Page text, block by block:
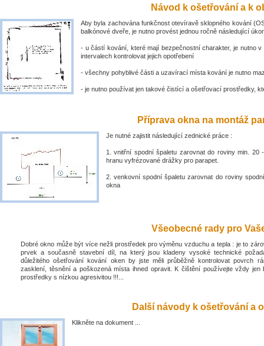
Návod k ošetřování a k
Aby byla zachována funkčnost otevíravě sklopného kování
balkónové dveře, je nutno provést jednou ročně následující
- u částí kování, které mají bezpečnostní charakter, je nutno v
intervalech kontrolovat jejich opotřebení
- všechny pohyblivé části a uzavírací místa kování je nutno
- je nutno používat jen takové čistící a ošetřovací prostředky,
Příprava okna na montáž
Je nutné zajistit následující zednické práce :
1. vnitřní spodní špaletu zarovnat do roviny min. 20
hranu vyfrézované drážky pro parapet.
2. venkovní spodní špaletu zarovnat do roviny
okna
Všeobecné rady pro
Dobré okno může být více nežli prostředek pro výměnu vzduchu a tepla : je to
prvek a současně stavební díl, na který jsou kladeny vysoké technické
důležitého ošetřování kování oken by jste měli průběžně kontrolovat povrch
zasklení, těsnění a poškozená místa ihned opravit. K čištění používejte vždy jen
prostředky s nízkou agresivitou !!!...
Další návody k ošetřování a
Klikněte na dokument ...